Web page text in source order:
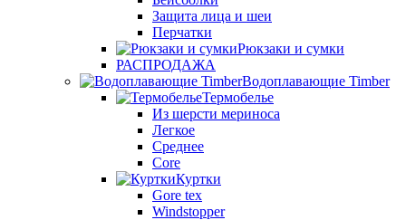
Защита лица и шеи
Перчатки
Рюкзаки и сумки
РАСПРОДАЖА
Водоплавающие Timber
Термобелье
Из шерсти мериноса
Легкое
Среднее
Core
Куртки
Gore tex
Windstopper